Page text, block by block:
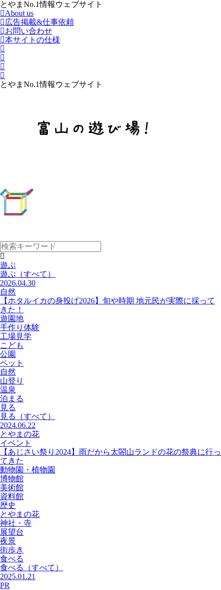
とやまNo.1情報ウェブサイト
About us
広告掲載&仕事依頼
お問い合わせ
本サイトの仕様
とやまNo.1情報ウェブサイト
遊ぶ
遊ぶ （すべて）
2026.04.30
自然
【ホタルイカの身投げ2026】旬や時期 地元民が実際に採って
きた！
遊園地
手作り体験
工場見学
こども
公園
ペット
自然
山登り
温泉
泊まる
見る
見る
（すべて）
2024.06.22
とやまの花
イベント
【あじさい祭り2024】雨だから太閤山ランドの花の祭典に行っ
てきた
動物園・植物園
博物館
美術館
資料館
歴史
とやまの花
神社・寺
展望台
夜景
街歩き
食べる
食べる
（すべて）
2025.01.21
PR